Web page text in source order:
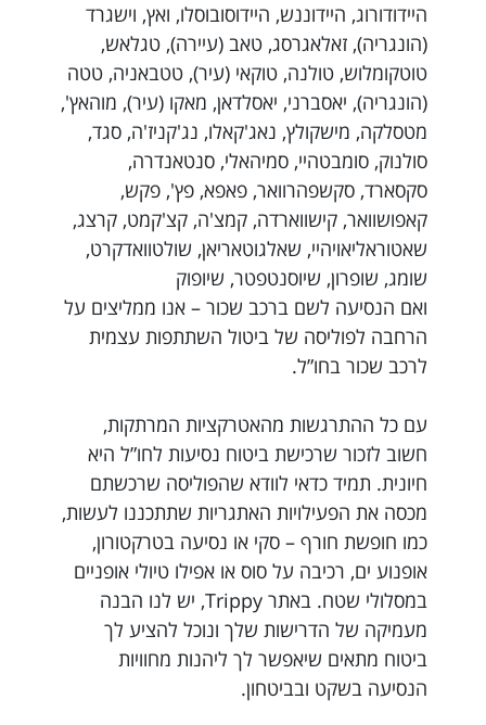
היידודורוג, היידוננש, היידוסובוסלו, ואץ, וישגרד
(הונגריה), זאלאגרסג, טאב (עיירה), טגלאש,
טוטקומלוש, טולנה, טוקאי (עיר), טטבאניה, טטה
(הונגריה), יאסברני, יאסלדאן, מאקו (עיר), מוהאץ',
מטסלקה, מישקולץ, נאג'קאלו, נג'קניז'ה, סגד,
סולנוק, סומבטהיי, סמיהאלי, סנטאנדרה,
סקסארד, סקשפהרוואר, פאפא, פץ', פקש,
קאפושוואר, קישווארדה, קמצ'ה, קצ'קמט, קרצג,
שאטוראליאויהיי, שאלגוטאריאן, שולטוואדקרט,
שומג, שופרון, שיוסנטפטר, שיופוק
ואם הנסיעה לשם ברכב שכור – אנו ממליצים על
הרחבה לפוליסה של ביטול השתתפות עצמית
לרכב שכור בחו”ל.
עם כל ההתרגשות מהאטרקציות המרתקות,
חשוב לזכור שרכישת ביטוח נסיעות לחו”ל היא
חיונית. תמיד כדאי לוודא שהפוליסה שרכשתם
מכסה את הפעילויות האתגריות שתתכננו לעשות,
כמו חופשת חורף – סקי או נסיעה בטרקטורון,
אופנוע ים, רכיבה על סוס או אפילו טיולי אופניים
במסלולי שטח. באתר Trippy, יש לנו הבנה
מעמיקה של הדרישות שלך ונוכל להציע לך
ביטוח מתאים שיאפשר לך ליהנות מחוויות
הנסיעה בשקט ובביטחון.